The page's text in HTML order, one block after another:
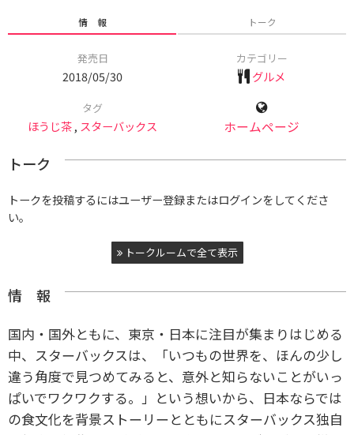
情 報 トーク
発売日
2018/05/30
カテゴリー
グルメ
タグ
ほうじ茶, スターバックス ホームページ
トーク
トークを投稿するにはユーザー登録またはログインをしてくださ
い。
トークルームで全て表示
情 報
国内・国外ともに、東京・日本に注目が集まりはじめる
中、スターバックスは、「いつもの世界を、ほんの少し
違う角度で見つめてみると、意外と知らないことがいっ
ぱいでワクワクする。」という想いから、日本ならでは
の食文化を背景ストーリーとともにスターバックス独自